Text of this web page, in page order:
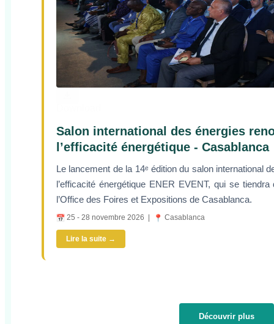
Salon international des énergies
l’efficacité énergétique - Casablanca
Le lancement de la 14ᵉ édition du salon international
l’efficacité énergétique ENER EVENT, qui se
l’Office des Foires et Expositions de Casablanca.
25 - 28 novembre 2026 | Casablanca
Lire la suite →
Découvrir plus